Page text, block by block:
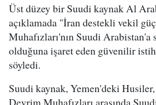
Üst düzey bir Suudi kaynak Al
açıklamada "İran destekli vekil
Muhafızları'nın Suudi Arabistan'a
olduğuna işaret eden güvenilir
söyledi.
Suudi kaynak, Yemen'deki
Devrim Muhafızları arasında